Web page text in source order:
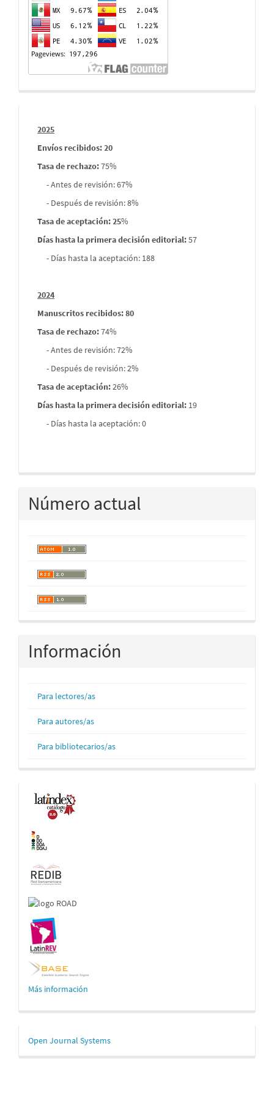
Informes
envios
2025
Envíos recibidos: 20
Tasa de rechazo:75%
- Antes de revisión: 67%
- Después de revisión: 8%
Tasa de aceptación: 25%
Días hasta la primera decisión editorial:57
- Días hasta la aceptación: 188
2024
Manuscritos recibidos: 80
Tasa de rechazo:74%
- Antes de revisión: 72%
- Después de revisión: 2%
Tasa de aceptación:26%
Días hasta la primera decisión editorial: 19
- Días hasta la aceptación: 0
Número actual
Información
Para lectores/as
Para autores/as
Para bibliotecarios/as
Indexaciones
Más información
Desarrollado
por
Open Journal Systems